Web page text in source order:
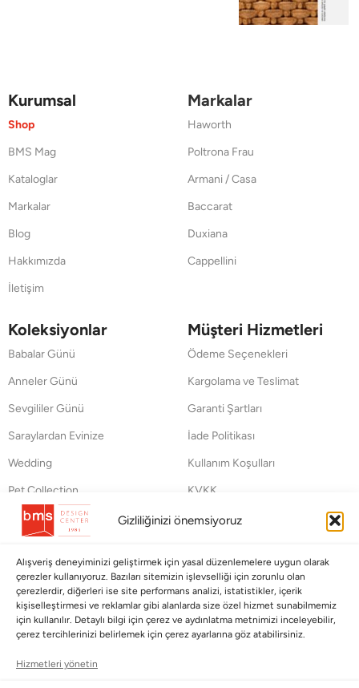
Gizliliğinizi önemsiyoruz
Alışveriş deneyiminizi geliştirmek için yasal düzenlemelere uygun olarak
çerezler kullanıyoruz. Bazıları sitemizin işlevselliği için zorunlu olan
çerezlerdir, diğerleri ise site performans analizi, istatistikler, içerik
kişiselleştirmesi ve reklamlar gibi alanlarda size özel hizmet sunabilmemiz
için kullanılır. Detaylı bilgi için çerez ve aydınlatma metnimizi inceleyebilir,
çerez tercihlerinizi belirlemek için çerez ayarlarına göz atabilirsiniz.
Hizmetleri yönetin
Kurumsal
Shop
BMS Mag
Kataloglar
Markalar
Blog
Hakkımızda
İletişim
Markalar
Haworth
Poltrona Frau
Armani / Casa
Baccarat
Duxiana
Cappellini
Koleksiyonlar
Babalar Günü
Anneler Günü
Sevgililer Günü
Saraylardan Evinize
Wedding
Pet Collection
Yılbaşı
Müşteri Hizmetleri
Ödeme Seçenekleri
Kargolama ve Teslimat
Garanti Şartları
İade Politikası
Kullanım Koşulları
KVKK
Mesafeli Satış Sözleşmesi
Hata Bildirim Formu
BÜLTENİMİZE ABONE OLUN
Kayıt olun ve fırsatlardan ilk siz yararlanın!